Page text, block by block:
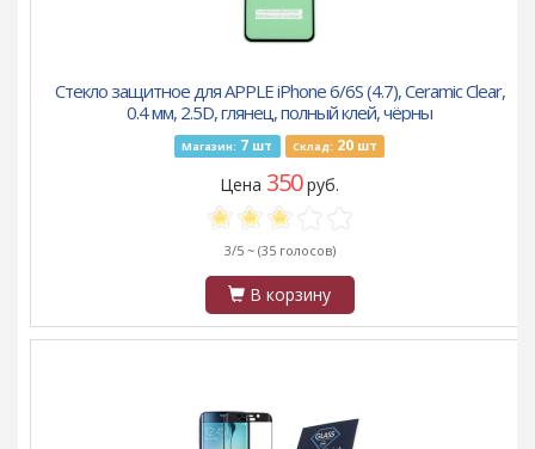
Стекло защитное для APPLE iPhone 6/6S (4.7), Ceramic Clear,
0.4 мм, 2.5D, глянец, полный клей, чёрны
Магазин: 7 шт Склад: 20шт
Цена 350руб.
3/5 ~ (35 голосов)
В корзину